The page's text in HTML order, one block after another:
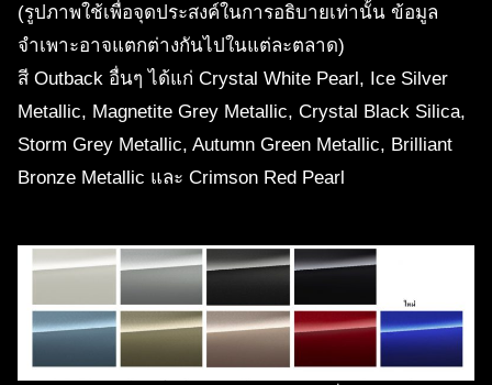
(รูปภาพใช้เพื่อจุดประสงค์ในการอธิบายเท่านั้น ข้อมูล
จำเพาะอาจแตกต่างกันไปในแต่ละตลาด)
สี Outback อื่นๆ ได้แก่ Crystal White Pearl, Ice Silver
Metallic, Magnetite Grey Metallic, Crystal Black Silica,
Storm Grey Metallic, Autumn Green Metallic, Brilliant
Bronze Metallic และ Crimson Red Pearl